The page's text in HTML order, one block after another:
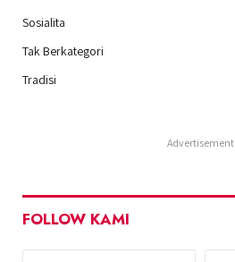
Sosialita
Tak Berkategori
Tradisi
Advertisement
FOLLOW KAMI